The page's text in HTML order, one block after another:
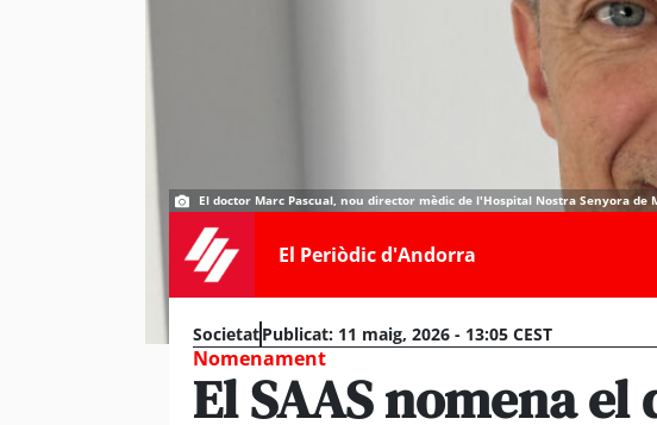
El doctor Marc Pascual, nou director mèdic de l'Hospital Nostra Senyora de
El Periòdic d'Andorra
SocietatPublicat: 11 maig, 2026 - 13:05 CEST
Nomenament
El SAAS nomena